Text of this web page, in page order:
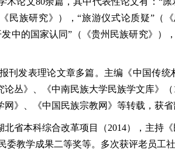
民族研究》），“旅游仪式论质疑”（
中的国家认同”（《贵州民族研究》
发表理论文章多篇。主编《中国传统
丛》、《中南民族大学民族学文库》
》、《中国民族宗教网》等转载，获省
省本科综合改革项目（2014），主持
教学成果二等奖等。多次获评老员工社